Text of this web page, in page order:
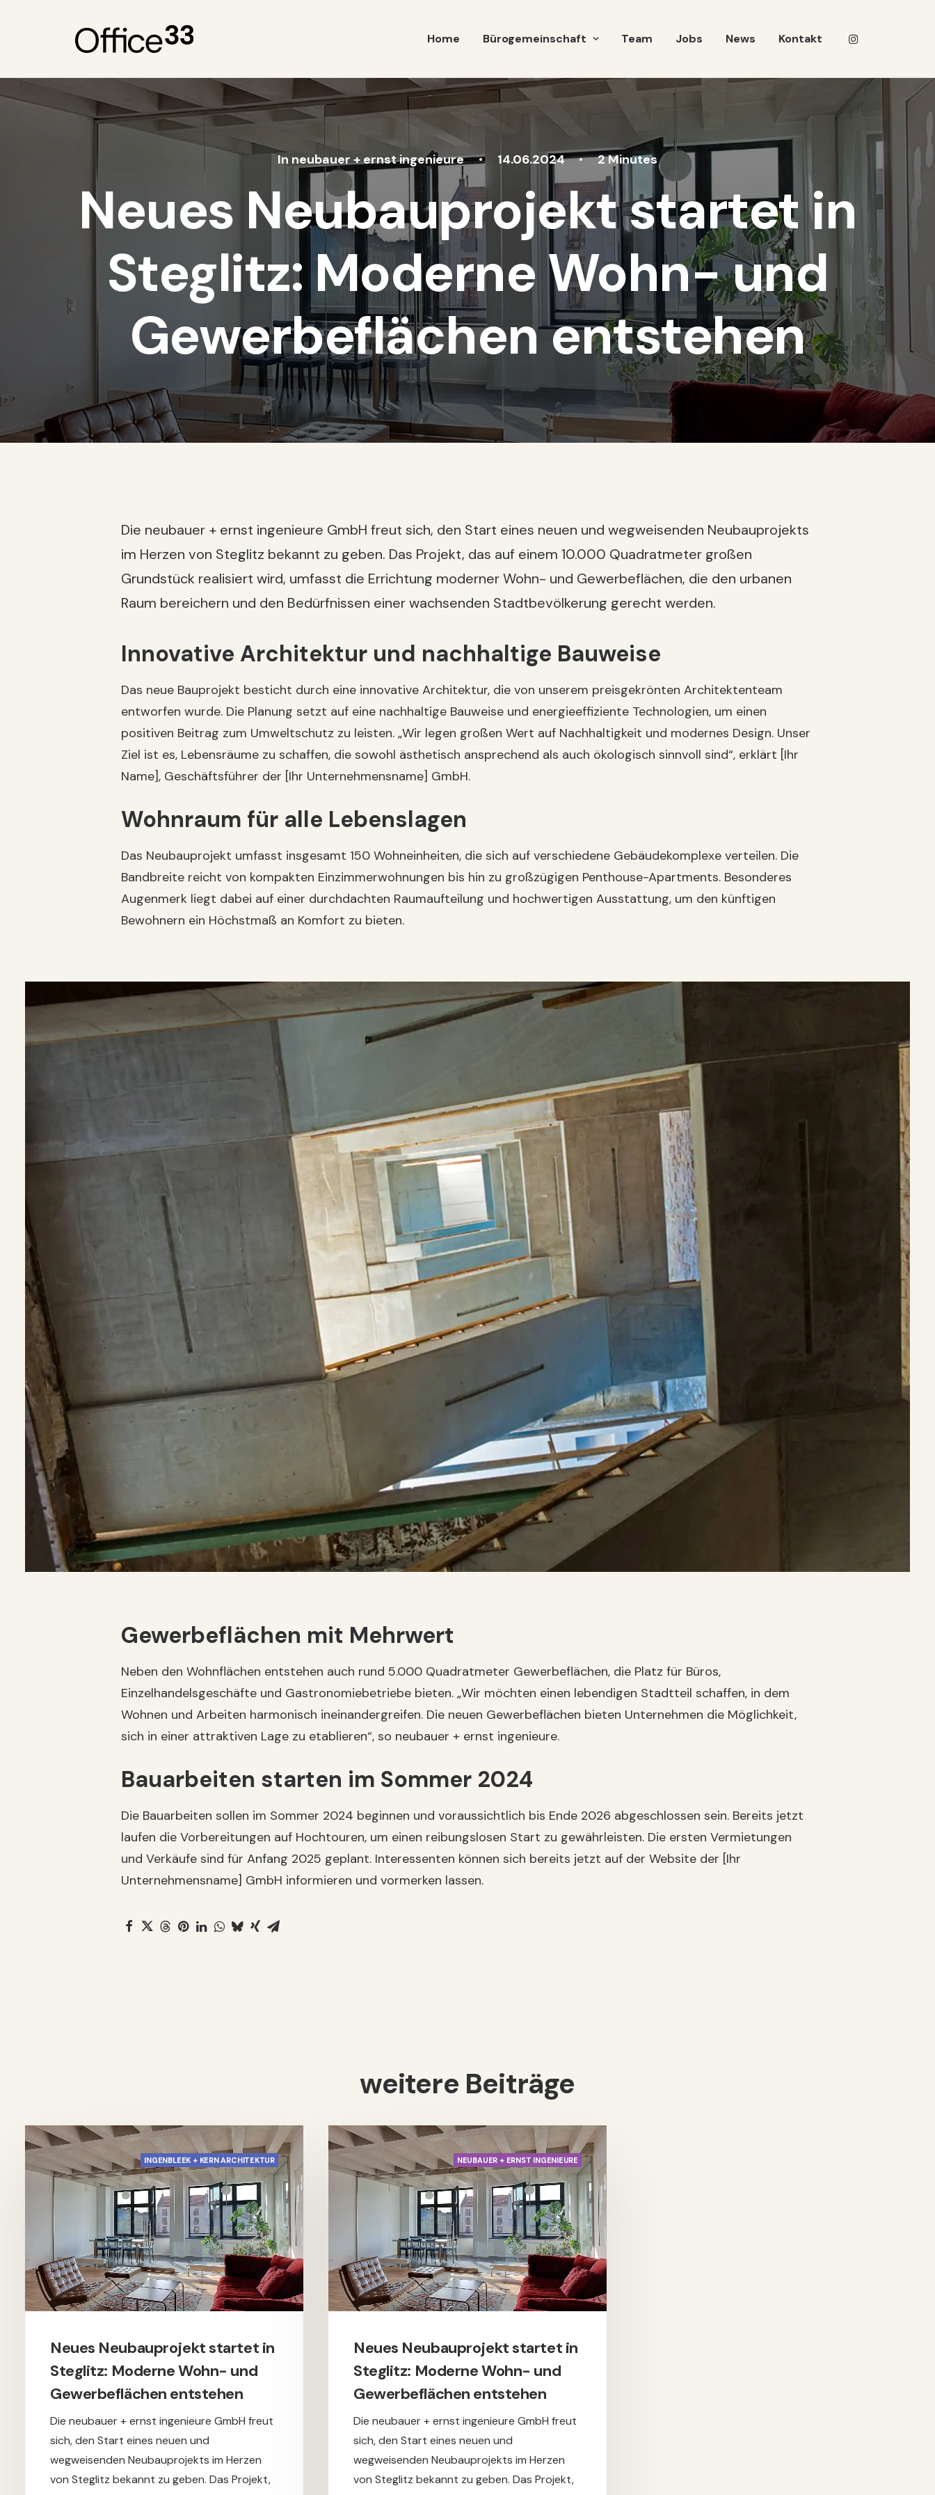
Home Bürogemeinschaft Team Jobs News Kontakt
In neubauer + ernst ingenieure • 14.06.2024 • 2 Minutes
Neues Neubauprojekt startet in
Steglitz: Moderne Wohn- und
Gewerbeflächen entstehen
Die neubauer + ernst ingenieure GmbH freut sich, den Start eines neuen und wegweisenden Neubauprojekts
im Herzen von Steglitz bekannt zu geben. Das Projekt, das auf einem 10.000 Quadratmeter großen
Grundstück realisiert wird, umfasst die Errichtung moderner Wohn- und Gewerbeflächen, die den urbanen
Raum bereichern und den Bedürfnissen einer wachsenden Stadtbevölkerung gerecht werden.
Innovative Architektur und nachhaltige Bauweise
Das neue Bauprojekt besticht durch eine innovative Architektur, die von unserem preisgekrönten Architektenteam
entworfen wurde. Die Planung setzt auf eine nachhaltige Bauweise und energieeffiziente Technologien, um einen
positiven Beitrag zum Umweltschutz zu leisten. „Wir legen großen Wert auf Nachhaltigkeit und modernes Design. Unser
Ziel ist es, Lebensräume zu schaffen, die sowohl ästhetisch ansprechend als auch ökologisch sinnvoll sind“, erklärt [Ihr
Name], Geschäftsführer der [Ihr Unternehmensname] GmbH.
Wohnraum für alle Lebenslagen
Das Neubauprojekt umfasst insgesamt 150 Wohneinheiten, die sich auf verschiedene Gebäudekomplexe verteilen. Die
Bandbreite reicht von kompakten Einzimmerwohnungen bis hin zu großzügigen Penthouse-Apartments. Besonderes
Augenmerk liegt dabei auf einer durchdachten Raumaufteilung und hochwertigen Ausstattung, um den künftigen
Bewohnern ein Höchstmaß an Komfort zu bieten.
Gewerbeflächen mit Mehrwert
Neben den Wohnflächen entstehen auch rund 5.000 Quadratmeter Gewerbeflächen, die Platz für Büros,
Einzelhandelsgeschäfte und Gastronomiebetriebe bieten. „Wir möchten einen lebendigen Stadtteil schaffen, in dem
Wohnen und Arbeiten harmonisch ineinandergreifen. Die neuen Gewerbeflächen bieten Unternehmen die Möglichkeit,
sich in einer attraktiven Lage zu etablieren“, so neubauer + ernst ingenieure.
Bauarbeiten starten im Sommer 2024
Die Bauarbeiten sollen im Sommer 2024 beginnen und voraussichtlich bis Ende 2026 abgeschlossen sein. Bereits jetzt
laufen die Vorbereitungen auf Hochtouren, um einen reibungslosen Start zu gewährleisten. Die ersten Vermietungen
und Verkäufe sind für Anfang 2025 geplant. Interessenten können sich bereits jetzt auf der Website der [Ihr
Unternehmensname] GmbH informieren und vormerken lassen.
weitere Beiträge
INGENBLEEK + KERN ARCHITEKTUR
Neues Neubauprojekt startet in
Steglitz: Moderne Wohn- und
Gewerbeflächen entstehen
Die neubauer + ernst ingenieure GmbH freut
sich, den Start eines neuen und
wegweisenden Neubauprojekts im Herzen
von Steglitz bekannt zu geben. Das Projekt,
NEUBAUER + ERNST INGENIEURE
Neues Neubauprojekt startet in
Steglitz: Moderne Wohn- und
Gewerbeflächen entstehen
Die neubauer + ernst ingenieure GmbH freut
sich, den Start eines neuen und
wegweisenden Neubauprojekts im Herzen
von Steglitz bekannt zu geben. Das Projekt,